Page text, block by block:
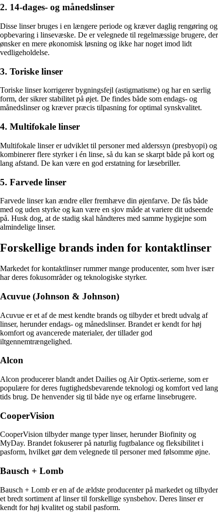
2. 14-dages- og månedslinser
Disse linser bruges i en længere periode og kræver daglig rengøring og
opbevaring i linsevæske. De er velegnede til regelmæssige brugere, der
ønsker en mere økonomisk løsning og ikke har noget imod lidt
vedligeholdelse.
3. Toriske linser
Toriske linser korrigerer bygningsfejl (astigmatisme) og har en særlig
form, der sikrer stabilitet på øjet. De findes både som endags- og
månedslinser og kræver præcis tilpasning for optimal synskvalitet.
4. Multifokale linser
Multifokale linser er udviklet til personer med alderssyn (presbyopi) og
kombinerer flere styrker i én linse, så du kan se skarpt både på kort og
lang afstand. De kan være en god erstatning for læsebriller.
5. Farvede linser
Farvede linser kan ændre eller fremhæve din øjenfarve. De fås både
med og uden styrke og kan være en sjov måde at variere dit udseende
på. Husk dog, at de stadig skal håndteres med samme hygiejne som
almindelige linser.
Forskellige brands inden for kontaktlinser
Markedet for kontaktlinser rummer mange producenter, som hver især
har deres fokusområder og teknologiske styrker.
Acuvue (Johnson & Johnson)
Acuvue er et af de mest kendte brands og tilbyder et bredt udvalg af
linser, herunder endags- og månedslinser. Brandet er kendt for høj
komfort og avancerede materialer, der tillader god
iltgennemtrængelighed.
Alcon
Alcon producerer blandt andet Dailies og Air Optix-serierne, som er
populære for deres fugtighedsbevarende teknologi og komfort ved lang
tids brug. De henvender sig til både nye og erfarne linsebrugere.
CooperVision
CooperVision tilbyder mange typer linser, herunder Biofinity og
MyDay. Brandet fokuserer på naturlig fugtbalance og fleksibilitet i
pasform, hvilket gør dem velegnede til personer med følsomme øjne.
Bausch + Lomb
Bausch + Lomb er en af de ældste producenter på markedet og tilbyder
et bredt sortiment af linser til forskellige synsbehov. Deres linser er
kendt for høj kvalitet og stabil pasform.